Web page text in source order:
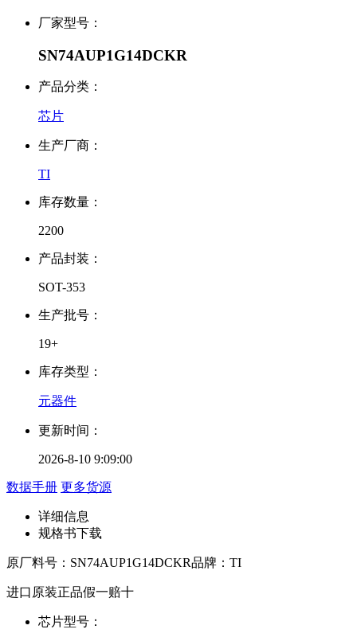
厂家型号：
SN74AUP1G14DCKR
产品分类：
芯片
生产厂商：
TI
库存数量：
2200
产品封装：
SOT-353
生产批号：
19+
库存类型：
元器件
更新时间：
2026-8-10 9:09:00
数据手册 更多货源
详细信息
规格书下载
原厂料号： SN74AUP1G14DCKR品牌： TI
进口原装正品假一赔十
芯片型号：